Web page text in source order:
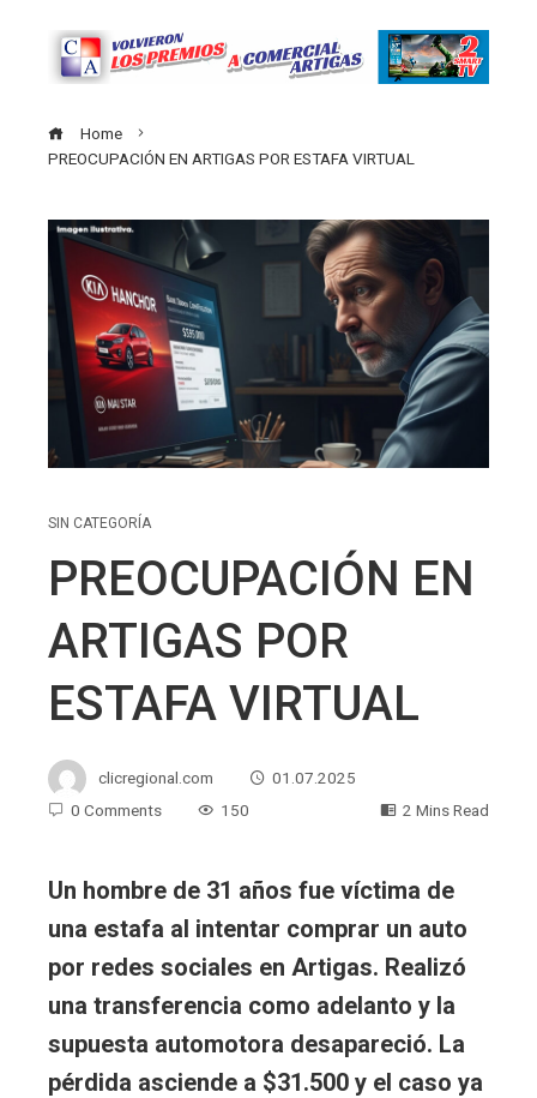
Home
PREOCUPACIÓN EN ARTIGAS POR ESTAFA VIRTUAL
SIN CATEGORÍA
PREOCUPACIÓN EN
ARTIGAS POR
ESTAFA VIRTUAL
clicregional.com
01.07.2025
0 Comments
150 2 Mins Read
Un hombre de 31 años fue víctima de
una estafa al intentar comprar un auto
por redes sociales en Artigas. Realizó
una transferencia como adelanto y la
supuesta automotora desapareció. La
pérdida asciende a $31.500 y el caso ya